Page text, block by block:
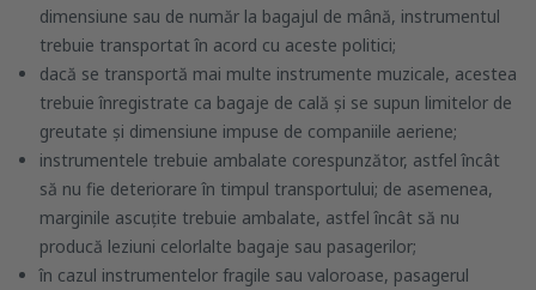
dimensiune sau de număr la bagajul de mână, instrumentul
trebuie transportat în acord cu aceste politici;
dacă se transportă mai multe instrumente muzicale, acestea
trebuie înregistrate ca bagaje de cală și se supun limitelor de
greutate și dimensiune impuse de companiile aeriene;
instrumentele trebuie ambalate corespunzător, astfel încât
să nu fie deteriorare în timpul transportului; de asemenea,
marginile ascuțite trebuie ambalate, astfel încât să nu
producă leziuni celorlalte bagaje sau pasagerilor;
în cazul instrumentelor fragile sau valoroase, pasagerul